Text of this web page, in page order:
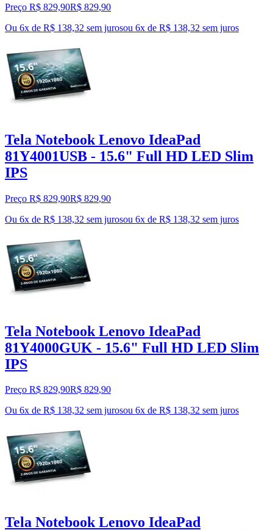
Preço R$ 829,90R$ 829,90
Ou 6x de R$ 138,32 sem jurosou 6x de R$ 138,32 sem juros
Tela Notebook Lenovo IdeaPad
81Y4001USB - 15.6" Full HD LED Slim
IPS
Preço R$ 829,90R$ 829,90
Ou 6x de R$ 138,32 sem jurosou 6x de R$ 138,32 sem juros
Tela Notebook Lenovo IdeaPad
81Y4000GUK - 15.6" Full HD LED Slim
IPS
Preço R$ 829,90R$ 829,90
Ou 6x de R$ 138,32 sem jurosou 6x de R$ 138,32 sem juros
Tela Notebook Lenovo IdeaPad